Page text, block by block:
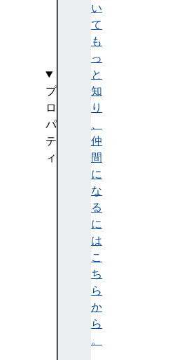
い
て
も
っ
と
知
り
、
仲
間
に
な
る
に
は
こ
ち
ら
か
ら
。
プ
ロ
パ
テ
ィ